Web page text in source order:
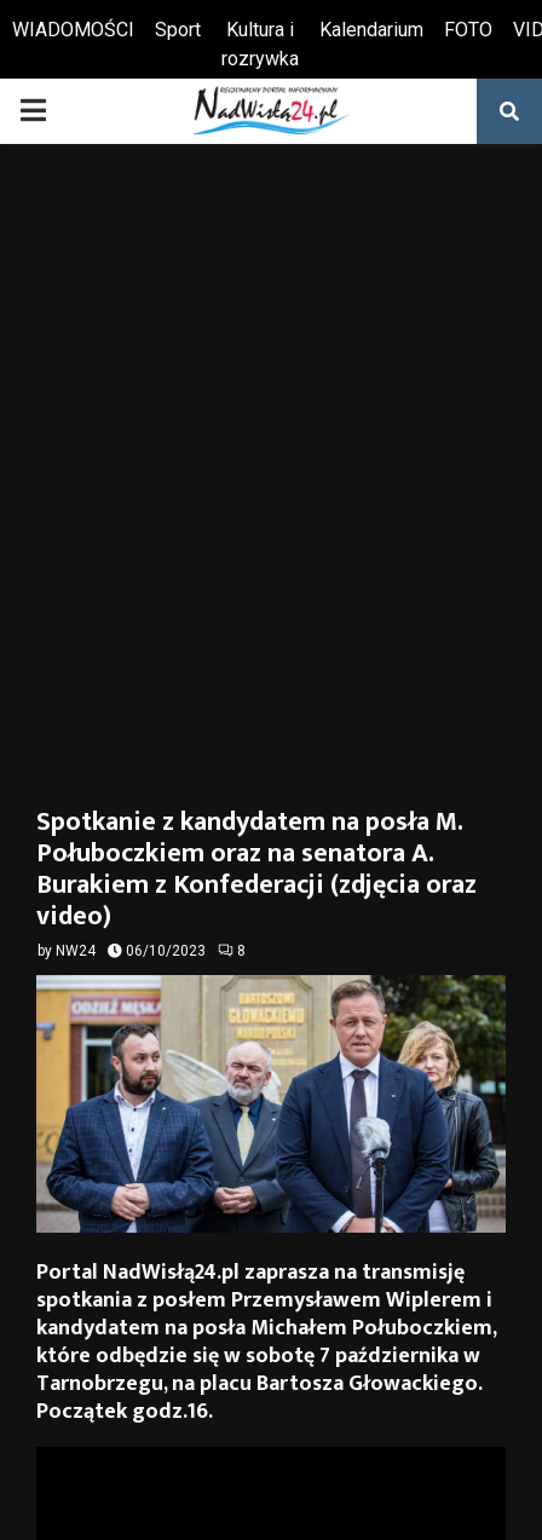
Otwórz pasek narzędzi
WIADOMOŚCI Sport
Kultura i
rozrywka
Kalendarium FOTO
PRIMARY
Spotkanie z kandydatem na posła M.
Połuboczkiem oraz na senatora A.
Burakiem z Konfederacji (zdjęcia oraz
video)
by NW24 06/10/2023 8
Portal NadWisłą24.pl zaprasza na transmisję
spotkania z posłem Przemysławem Wiplerem i
kandydatem na posła Michałem Połuboczkiem,
które odbędzie się w sobotę 7 października w
Tarnobrzegu, na placu Bartosza Głowackiego.
Początek godz.16.